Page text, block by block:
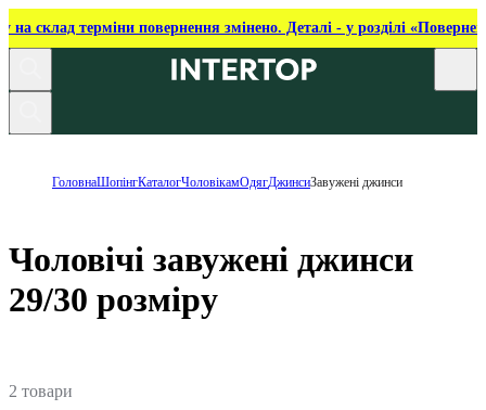
на склад терміни повернення змінено. Деталі - у розділі
ГоловнаШопінгКаталогЧоловікамОдягДжинсиЗавужені джинси
Чоловічі завужені джинси
29/30 розміру
2 товари